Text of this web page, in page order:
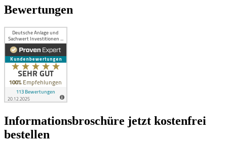
Bewertungen
Infor­mations­broschüre jetzt kosten­frei
bestellen